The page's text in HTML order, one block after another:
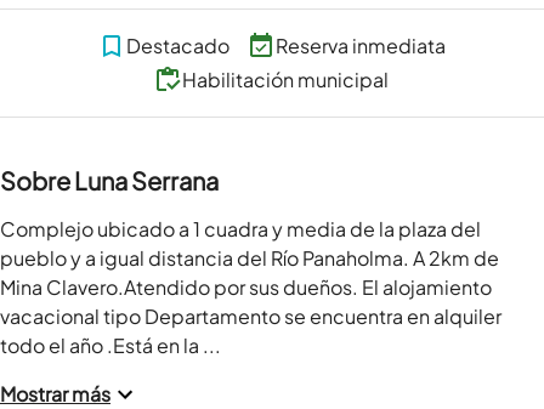
Destacado
Reserva inmediata
Habilitación municipal
Sobre Luna Serrana
Complejo ubicado a 1 cuadra y media de la plaza del
pueblo y a igual distancia del Río Panaholma. A 2km de
Mina Clavero.Atendido por sus dueños. El alojamiento
vacacional tipo Departamento se encuentra en alquiler
todo el año .Está en la ...
Mostrar más